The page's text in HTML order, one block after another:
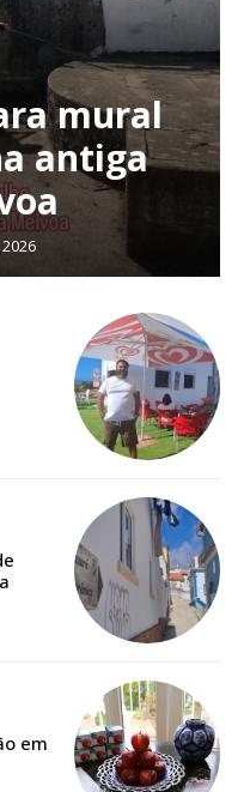
ajude-nos a manter este serviço
exclusivos e versões
mural
antiga
em